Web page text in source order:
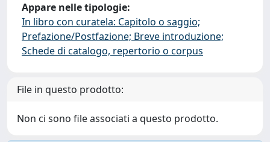
Appare nelle tipologie:
In libro con curatela: Capitolo o saggio;
Prefazione/Postfazione; Breve introduzione;
Schede di catalogo, repertorio o corpus
File in questo prodotto:
Non ci sono file associati a questo prodotto.